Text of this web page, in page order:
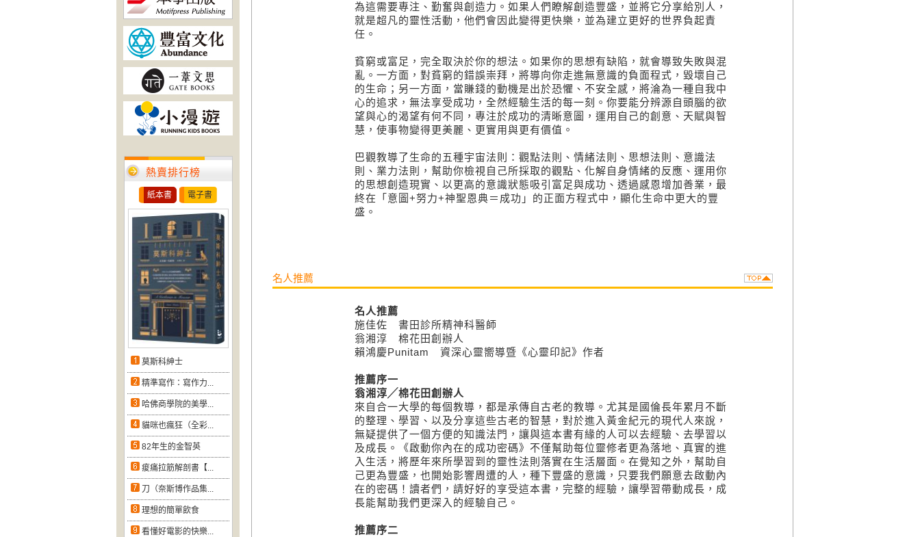
熱賣排行榜
紙本書 電子書
莫斯科紳士
精準寫作：寫作力...
哈佛商學院的美學...
貓咪也瘋狂（全彩...
82年生的金智英
痠痛拉筋解剖書【...
刀（奈斯博作品集...
理想的簡單飲食
看懂好電影的快樂...
為這需要專注、勤奮與創造力。如果人們瞭解創造豐盛，並將它分享給別人，
就是超凡的靈性活動，他們會因此變得更快樂，並為建立更好的世界負起責
任。
貧窮或富足，完全取決於你的想法。如果你的思想有缺陷，就會導致失敗與混
亂。一方面，對貧窮的錯誤崇拜，將導向你走進無意識的負面程式，毀壞自己
的生命；另一方面，當賺錢的動機是出於恐懼、不安全感，將淪為一種自我中
心的追求，無法享受成功，全然經驗生活的每一刻。你要能分辨源自頭腦的欲
望與心的渴望有何不同，專注於成功的清晰意圖，運用自己的創意、天賦與智
慧，使事物變得更美麗、更實用與更有價值。
巴觀教導了生命的五種宇宙法則：觀點法則、情緒法則、思想法則、意識法
則、業力法則，幫助你檢視自己所採取的觀點、化解自身情緒的反應、運用你
的思想創造現實、以更高的意識狀態吸引富足與成功、透過感恩增加善業，最
終在「意圖 +努力+神聖恩典＝成功」的正面方程式中，顯化生命中更大的豐
盛。
名人推薦
名人推薦
施佳佐 書田診所精神科醫師
翁湘淳 棉花田創辦人
賴鴻慶Punitam 資深心靈嚮導暨《心靈印記》作者
推薦序一
翁湘淳╱棉花田創辦人
來自合一大學的每個教導，都是承傳自古老的教導。尤其是國倫長年累月不斷
的整理、學習、以及分享這些古老的智慧，對於進入黃金紀元的現代人來說，
無疑提供了一個方便的知識法門，讓與這本書有緣的人可以去經驗、去學習以
及成長。《啟動你內在的成功密碼》不僅幫助每位靈修者更為落地、真實的進
入生活，將歷年來所學習到的靈性法則落實在生活層面。在覺知之外，幫助自
己更為豐盛，也開始影響周遭的人，種下豐盛的意識，只要我們願意去啟動內
在的密碼！讀者們，請好好的享受這本書，完整的經驗，讓學習帶動成長，成
長能幫助我們更深入的經驗自己。
推薦序二